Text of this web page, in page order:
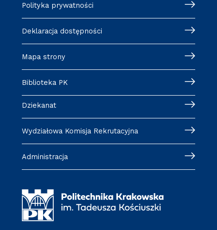
Polityka prywatności
Deklaracja dostępności
Mapa strony
Biblioteka PK
Dziekanat
Wydziałowa Komisja Rekrutacyjna
Administracja